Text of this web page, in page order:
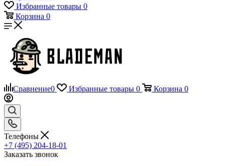
Избранные товары 0
Корзина 0
Сравнение0 Избранные товары 0 Корзина 0
Телефоны
+7 (495) 204-18-01
Заказать звонок